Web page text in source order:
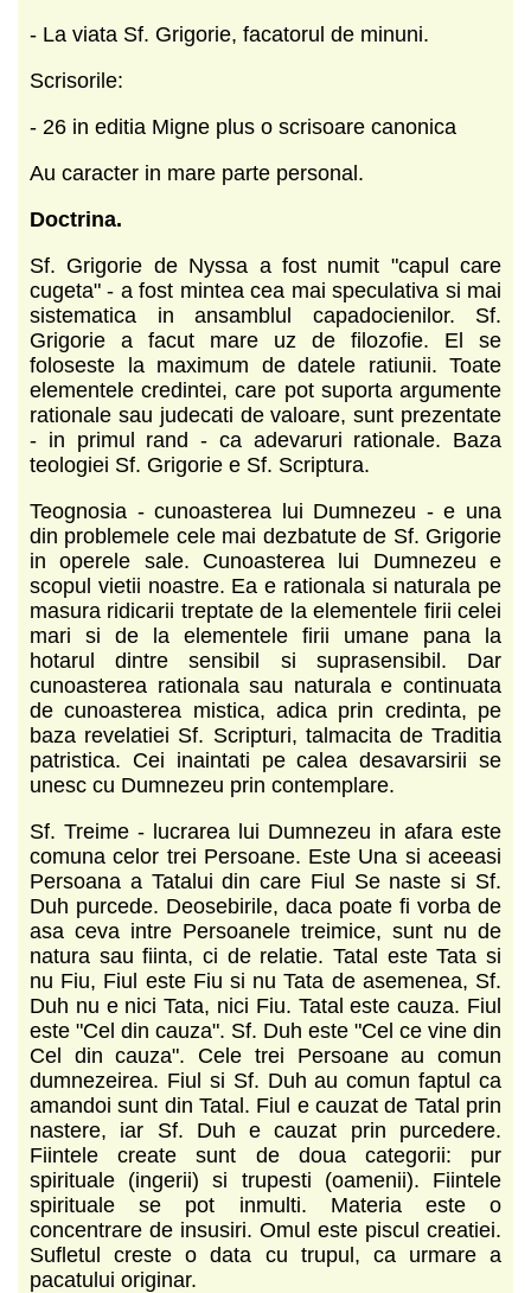
- La viata Sf. Grigorie, facatorul de minuni.
Scrisorile:
- 26 in editia Migne plus o scrisoare canonica
Au caracter in mare parte personal.
Doctrina.
Sf. Grigorie de Nyssa a fost numit "capul care
cugeta" - a fost mintea cea mai speculativa si mai
sistematica in ansamblul capadocienilor. Sf.
Grigorie a facut mare uz de filozofie. El se
foloseste la maximum de datele ratiunii. Toate
elementele credintei, care pot suporta argumente
rationale sau judecati de valoare, sunt prezentate
- in primul rand - ca adevaruri rationale. Baza
teologiei Sf. Grigorie e Sf. Scriptura.
Teognosia - cunoasterea lui Dumnezeu - e una
din problemele cele mai dezbatute de Sf. Grigorie
in operele sale. Cunoasterea lui Dumnezeu e
scopul vietii noastre. Ea e rationala si naturala pe
masura ridicarii treptate de la elementele firii celei
mari si de la elementele firii umane pana la
hotarul dintre sensibil si suprasensibil. Dar
cunoasterea rationala sau naturala e continuata
de cunoasterea mistica, adica prin credinta, pe
baza revelatiei Sf. Scripturi, talmacita de Traditia
patristica. Cei inaintati pe calea desavarsirii se
unesc cu Dumnezeu prin contemplare.
Sf. Treime - lucrarea lui Dumnezeu in afara este
comuna celor trei Persoane. Este Una si aceeasi
Persoana a Tatalui din care Fiul Se naste si Sf.
Duh purcede. Deosebirile, daca poate fi vorba de
asa ceva intre Persoanele treimice, sunt nu de
natura sau fiinta, ci de relatie. Tatal este Tata si
nu Fiu, Fiul este Fiu si nu Tata de asemenea, Sf.
Duh nu e nici Tata, nici Fiu. Tatal este cauza. Fiul
este "Cel din cauza". Sf. Duh este "Cel ce vine din
Cel din cauza". Cele trei Persoane au comun
dumnezeirea. Fiul si Sf. Duh au comun faptul ca
amandoi sunt din Tatal. Fiul e cauzat de Tatal prin
nastere, iar Sf. Duh e cauzat prin purcedere.
Fiintele create sunt de doua categorii: pur
spirituale (ingerii) si trupesti (oamenii). Fiintele
spirituale se pot inmulti. Materia este o
concentrare de insusiri. Omul este piscul creatiei.
Sufletul creste o data cu trupul, ca urmare a
pacatului originar.